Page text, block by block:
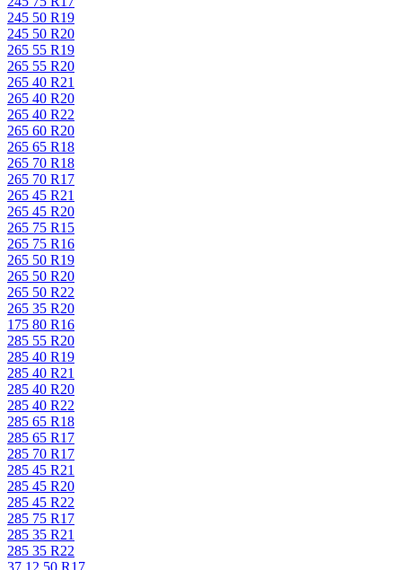
245 50 R19
245 50 R20
265 55 R19
265 55 R20
265 40 R21
265 40 R20
265 40 R22
265 60 R20
265 65 R18
265 70 R18
265 70 R17
265 45 R21
265 45 R20
265 75 R15
265 75 R16
265 50 R19
265 50 R20
265 50 R22
265 35 R20
175 80 R16
285 55 R20
285 40 R19
285 40 R21
285 40 R20
285 40 R22
285 65 R18
285 65 R17
285 70 R17
285 45 R21
285 45 R20
285 45 R22
285 75 R17
285 35 R21
285 35 R22
37 12.50 R17